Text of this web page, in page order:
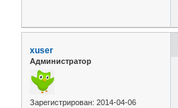
xuser
Администратор
Зарегистрирован: 2014-04-06